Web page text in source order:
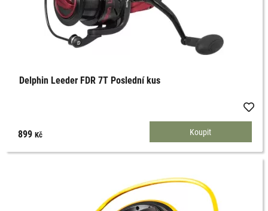
Delphin Leeder FDR 7T Poslední kus
899Kč